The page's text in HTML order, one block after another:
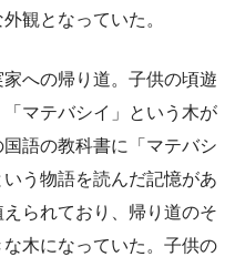
観となっていた。
への帰り道。子供の頃遊
マテバシイ」という木が
語の教科書に「マテバシ
う物語を読んだ記憶があ
られており、帰り道のそ
木になっていた。子供の